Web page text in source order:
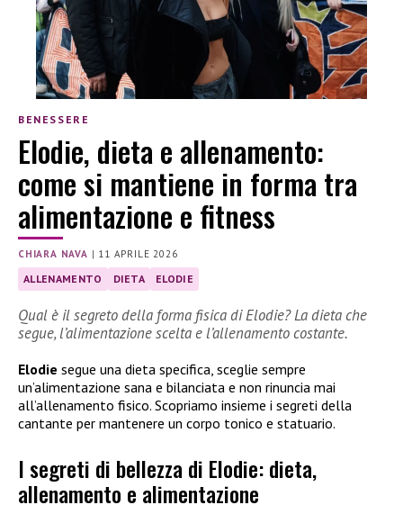
BENESSERE
Elodie, dieta e allenamento:
come si mantiene in forma tra
alimentazione e fitness
CHIARA NAVA | 11 APRILE 2026
ALLENAMENTO DIETA ELODIE
Qual è il segreto della forma fisica di Elodie? La dieta che
segue, l’alimentazione scelta e l’allenamento costante.
Elodie segue una dieta specifica, sceglie sempre
un’alimentazione sana e bilanciata e non rinuncia mai
all’allenamento fisico. Scopriamo insieme i segreti della
cantante per mantenere un corpo tonico e statuario.
I segreti di bellezza di Elodie: dieta,
allenamento e alimentazione